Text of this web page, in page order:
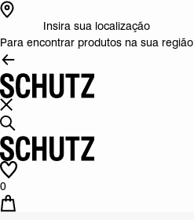
Insira sua localização
Para encontrar produtos na sua região
0